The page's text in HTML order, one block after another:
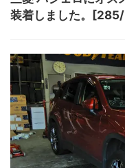
装着しました。